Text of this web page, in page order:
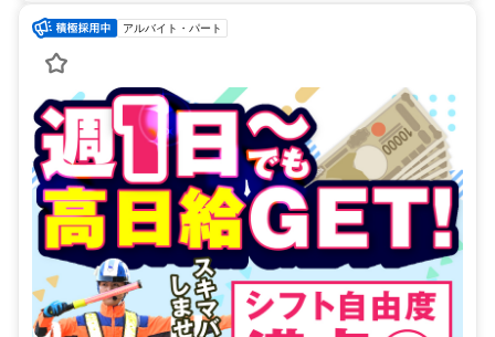
アルバイト・パート